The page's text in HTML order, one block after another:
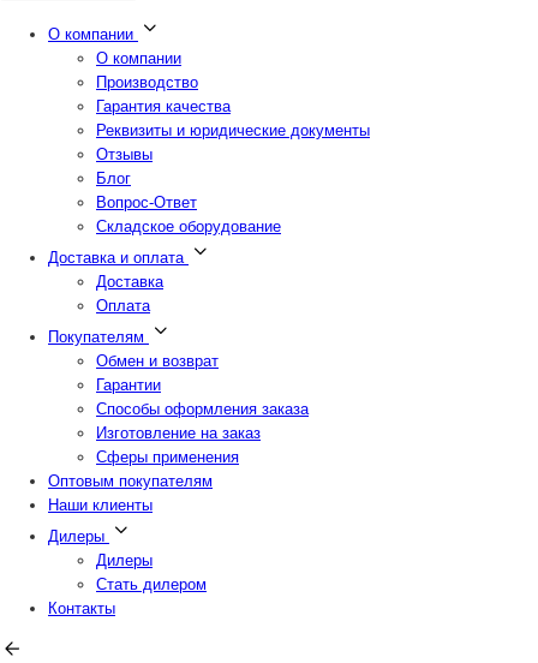
О компании
О компании
Производство
Гарантия качества
Реквизиты и юридические документы
Отзывы
Блог
Вопрос-Ответ
Складское оборудование
Доставка и оплата
Доставка
Оплата
Покупателям
Обмен и возврат
Гарантии
Способы оформления заказа
Изготовление на заказ
Сферы применения
Оптовым покупателям
Наши клиенты
Дилеры
Дилеры
Стать дилером
Контакты